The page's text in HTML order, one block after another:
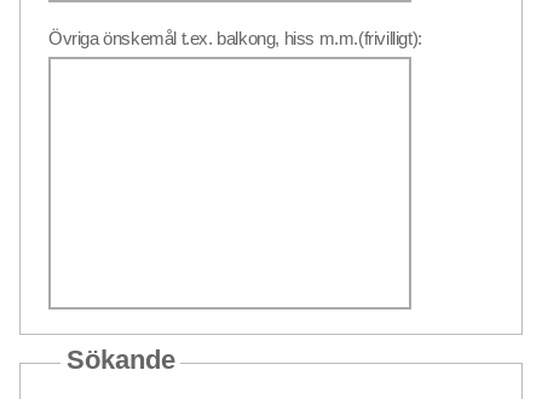
Övriga önskemål t.ex. balkong, hiss m.m.(frivilligt):
Sökande